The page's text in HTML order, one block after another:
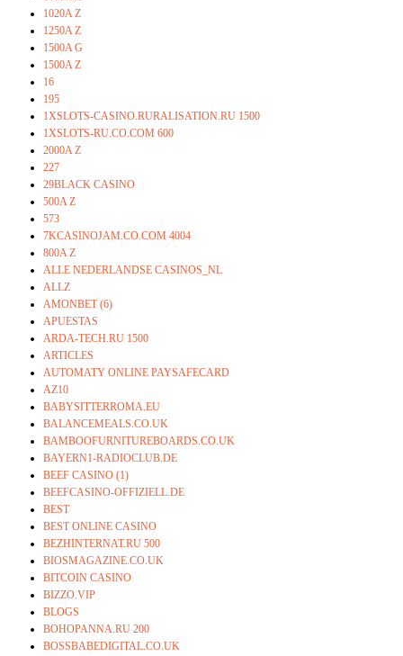
1020A Z
1250A Z
1500A G
1500A Z
16
195
1XSLOTS-CASINO.RURALISATION.RU 1500
1XSLOTS-RU.CO.COM 600
2000A Z
227
29BLACK CASINO
500A Z
573
7KCASINOJAM.CO.COM 4004
800A Z
ALLE NEDERLANDSE CASINOS_NL
ALLZ
AMONBET (6)
APUESTAS
ARDA-TECH.RU 1500
ARTICLES
AUTOMATY ONLINE PAYSAFECARD
AZ10
BABYSITTERROMA.EU
BALANCEMEALS.CO.UK
BAMBOOFURNITUREBOARDS.CO.UK
BAYERN1-RADIOCLUB.DE
BEEF CASINO (1)
BEEFCASINO-OFFIZIELL.DE
BEST
BEST ONLINE CASINO
BEZHINTERNAT.RU 500
BIOSMAGAZINE.CO.UK
BITCOIN CASINO
BIZZO.VIP
BLOGS
BOHOPANNA.RU 200
BOSSBABEDIGITAL.CO.UK